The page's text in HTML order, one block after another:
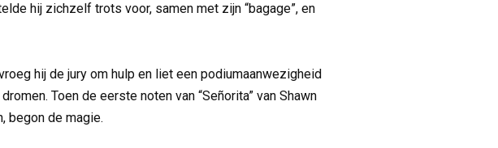
hij zichzelf trots voor, samen met zijn “bagage”, en
hij de jury om hulp en liet een podiumaanwezigheid
Toen de eerste noten van “Señorita” van Shawn
begon de magie.